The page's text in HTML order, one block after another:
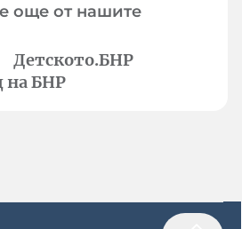
още от нашите
Детското.БНР
на БНР